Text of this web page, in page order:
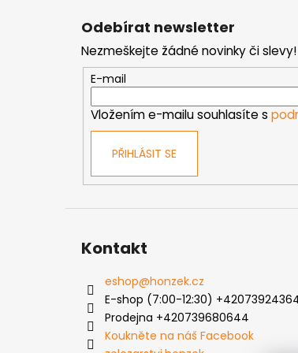
Odebírat newsletter
Nezmeškejte žádné novinky či slevy!
E-mail
Vložením e-mailu souhlasíte s
PŘIHLÁSIT SE
Kontakt
eshop@honzek.cz
E-shop (7:00-12:30)
Prodejna +420739680644
Koukněte na náš Facebook